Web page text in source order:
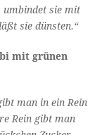
umbindet sie mit
sie dünsten.“
mit grünen
man in ein Rein
Rein gibt man